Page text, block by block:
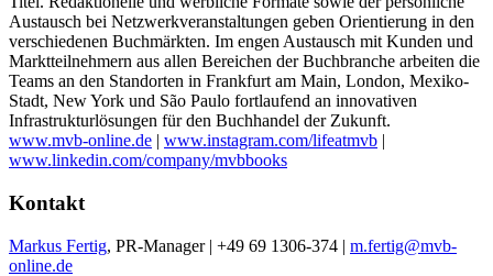
Austausch bei Netzwerkveranstaltungen geben Orientierung in den
verschiedenen Buchmärkten. Im engen Austausch mit Kunden und
Marktteilnehmern aus allen Bereichen der Buchbranche arbeiten die
Teams an den Standorten in Frankfurt am Main, London, Mexiko-
Stadt, New York und São Paulo fortlaufend an innovativen
Infrastrukturlösungen für den Buchhandel der Zukunft.
www.mvb-online.de | www.instagram.com/lifeatmvb |
www.linkedin.com/company/mvbbooks
Kontakt
Markus Fertig, PR-Manager | +49 69 1306-374 | m.fertig@mvb-
online.de